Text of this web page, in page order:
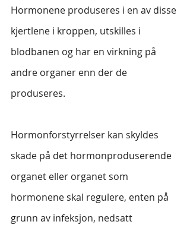
Hormonene produseres i en av disse
kjertlene i kroppen, utskilles i
blodbanen og har en virkning på
andre organer enn der de
produseres.
Hormonforstyrrelser kan skyldes
skade på det hormonproduserende
organet eller organet som
hormonene skal regulere, enten på
grunn av infeksjon, nedsatt